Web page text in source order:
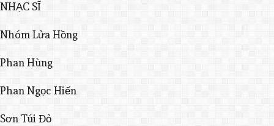
NHẠC SĨ
Nhóm Lửa Hồng
Phan Hùng
Phan Ngọc Hiến
Sơn Túi Đỏ